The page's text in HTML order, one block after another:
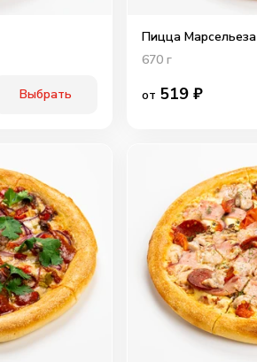
Выбрать
Пицца Марсельеза
670 г
от 519₽